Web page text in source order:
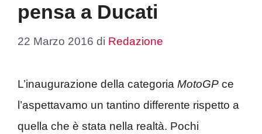
pensa a Ducati
22 Marzo 2016 di Redazione
L’inaugurazione della categoria MotoGP ce
l’aspettavamo un tantino differente rispetto a
quella che è stata nella realtà. Pochi